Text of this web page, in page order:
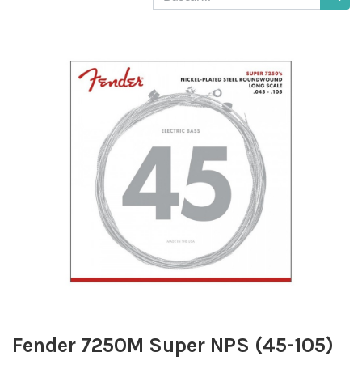
Fender 7250M Super NPS (45-105)